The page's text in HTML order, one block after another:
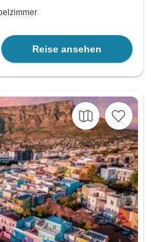
Reise ansehen